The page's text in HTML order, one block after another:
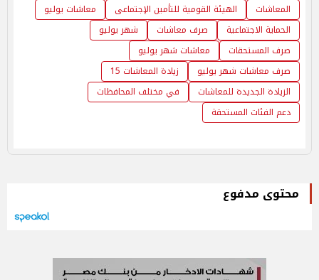
المعاشات
الهيئة القومية للتأمين الإجتماعى
معاشات يوليو
الحماية الاجتماعية
صرف معاشات
شهر يوليو
صرف المستحقات
معاشات شهر يوليو
صرف معاشات شهر يوليو
زيادة المعاشات 15
الزيادة الجديدة للمعاشات
في مختلف المحافظات
دعم الفئات المستحقة
محتوى مدفوع